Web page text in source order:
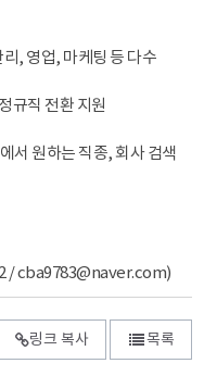
, 영업, 마케팅 등 다수
규직 전환 지원
서 원하는 직종, 회사 검색
/ cba9783@naver.com)
링크 복사 목록